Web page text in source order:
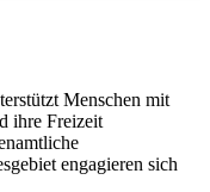
Menschen mit
ihre Freizeit
engagieren sich